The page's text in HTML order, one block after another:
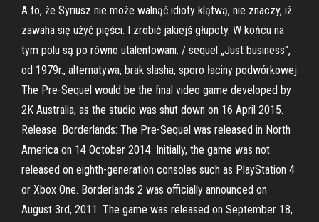
A to, że Syriusz nie może walnąć idioty klątwą, nie znaczy, iż
zawaha się użyć pięści. I zrobić jakiejś głupoty. W końcu na
tym polu są po równo utalentowani. / sequel „Just business",
od 1979r., alternatywa, brak slasha, sporo łaciny podwórkowej
The Pre-Sequel would be the final video game developed by
2K Australia, as the studio was shut down on 16 April 2015.
Release. Borderlands: The Pre-Sequel was released in North
America on 14 October 2014. Initially, the game was not
released on eighth-generation consoles such as PlayStation 4
or Xbox One. Borderlands 2 was officially announced on
August 3rd, 2011. The game was released on September 18,